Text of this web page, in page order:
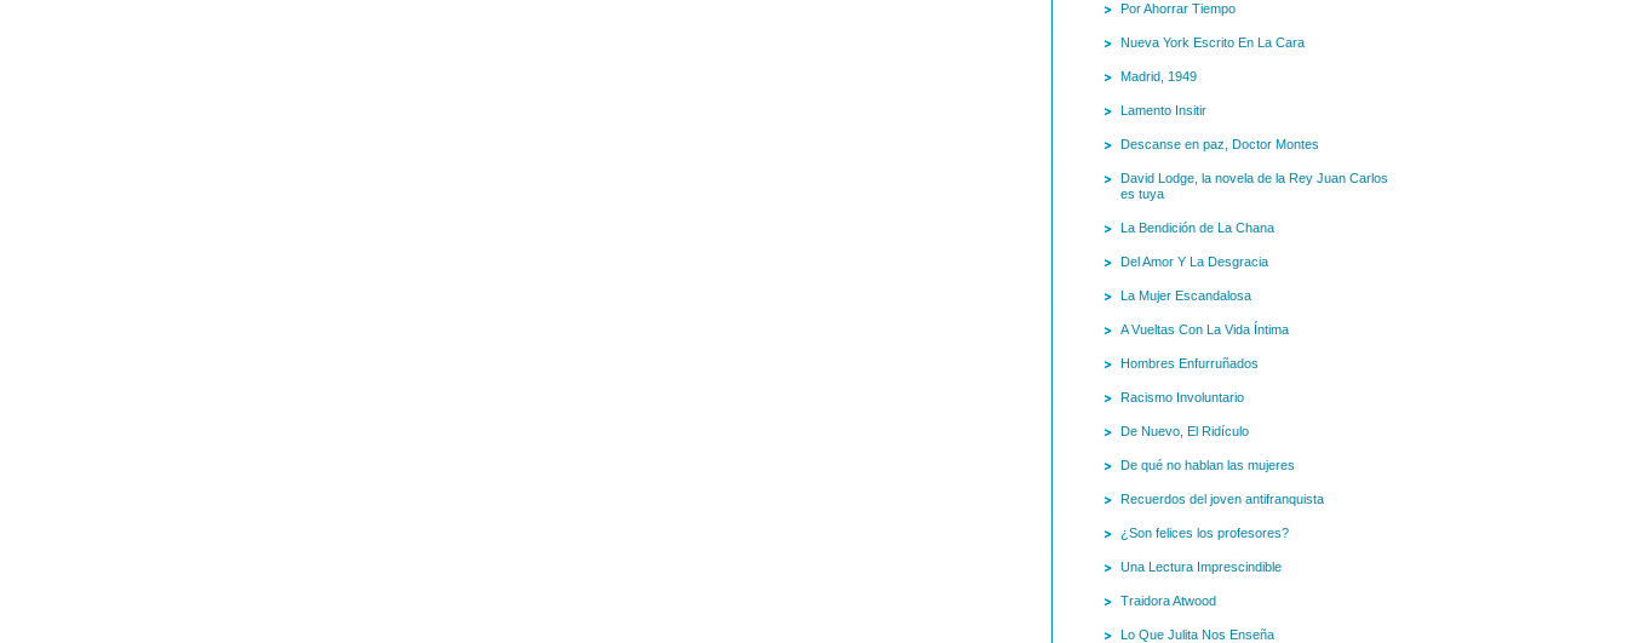
Por Ahorrar Tiempo
Nueva York Escrito En La Cara
Madrid, 1949
Lamento Insitir
Descanse en paz, Doctor Montes
David Lodge, la novela de la Rey Juan Carlos
es tuya
La Bendición de La Chana
Del Amor Y La Desgracia
La Mujer Escandalosa
A Vueltas Con La Vida Íntima
Hombres Enfurruñados
Racismo Involuntario
De Nuevo, El Ridículo
De qué no hablan las mujeres
Recuerdos del joven antifranquista
¿Son felices los profesores?
Una Lectura Imprescindible
Traidora Atwood
Lo Que Julita Nos Enseña